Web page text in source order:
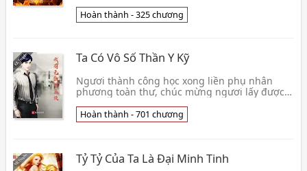
thông. B👦 Già Nam
Hoàn thành - 325 chương
Ta Có Vô Số Thần Y Kỹ
Ngươi thành công học xong liền phụ nhân
phương toàn thư, chúc mừng ngươi lấy được
Tôn Tư Mạc chẩn 👦 Giang Biên Ngư Ông
Hoàn thành - 701 chương
Tỷ Tỷ Của Ta Là Đại Minh Tinh